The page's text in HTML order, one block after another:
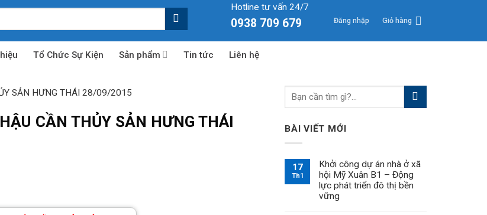
Hotline tư vấn 24/7
0938 709 679 Đăng nhập Giỏ hàng
Tổ Chức Sự Kiện Sản phẩm Tin tức Liên hệ
SẢN HƯNG THÁI 28/09/2015
CẦN THỦY SẢN HƯNG THÁI
BÀI VIẾT MỚI
17
Th1
Khởi công dự án nhà ở xã
hội Mỹ Xuân B1 – Động
lực phát triển đô thị bền
vững